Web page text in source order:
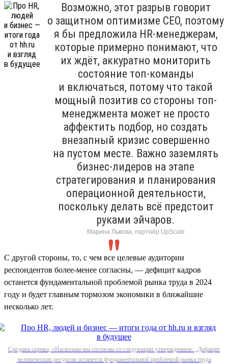
Возможно, этот разрыв говорит
о защитном оптимизме СЕО, поэтому
я бы предложила HR-менеджерам,
которые примерно понимают, что
их ждёт, аккуратно мониторить
состояние топ-команды
и включаться, потому что такой
мощный позитив со стороны топ-
менеджмента может не просто
аффектить подбор, но создать
внезапный кризис совершенно
на пустом месте. Важно заземлять
бизнес-лидеров на этапе
стратегирования и планирования
операционной деятельности,
поскольку делать всё предстоит
руками эйчаров.
Марина Львова, партнёр UpScale
С другой стороны, то, с чем все целевые аудитории
респондентов более-менее согласны, — дефицит кадров
останется фундаментальной проблемой рынка труда в 2024
году и будет главным тормозом экономики в ближайшие
несколько лет.
Средняя оценка, «Насколько вы согласны со следующим утверждением: „Дефицит
человеческих ресурсов останется фундаментальной проблемой рынка труда